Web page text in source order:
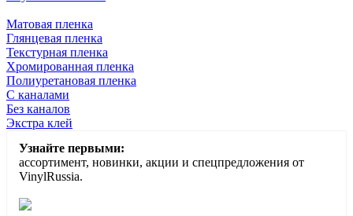
Матовая пленка
Глянцевая пленка
Текстурная пленка
Хромированная пленка
Полиуретановая пленка
С каналами
Без каналов
Экстра клей
Узнайте первыми:
ассортимент, новинки, акции и спецпредложения от
VinylRussia.